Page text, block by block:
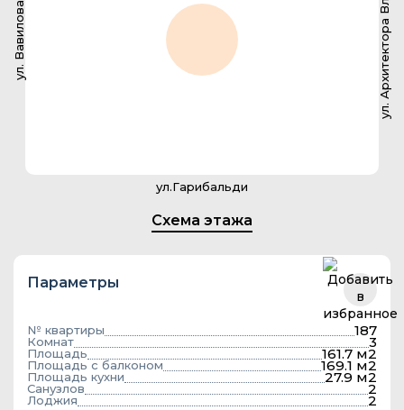
ул. Вавилова
ул.Гарибальди
ул. Архитектора Власова
Схема этажа
Параметры
№ квартиры 187
Комнат 3
Площадь 161.7 м2
Площадь с балконом 169.1 м2
Площадь кухни 27.9 м2
Санузлов 2
Лоджия 2